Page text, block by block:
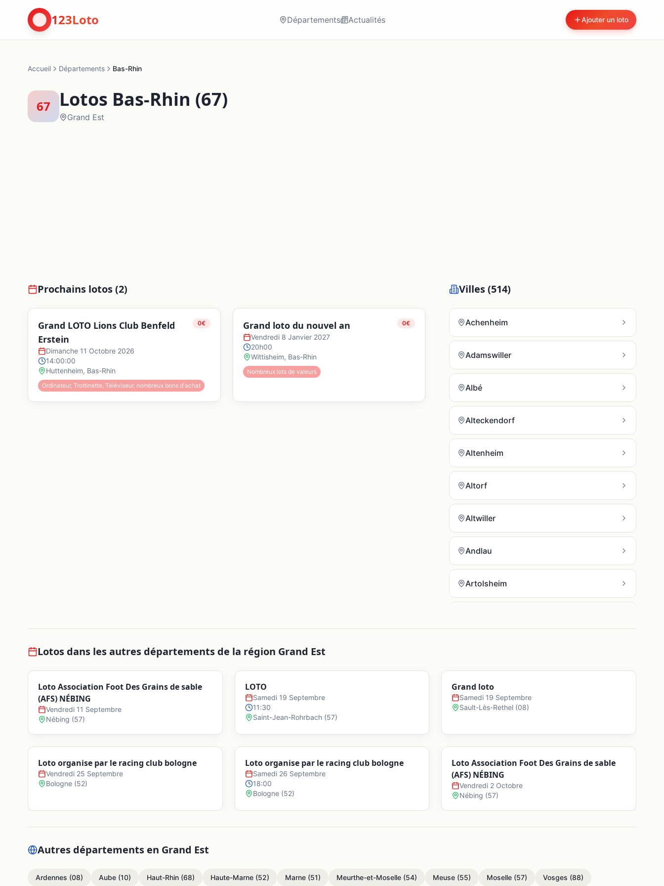
123Loto Départements Actualités Ajouter un loto
Accueil Départements Bas-Rhin
67 Lotos Bas-Rhin (67)
Grand Est
Prochains lotos (2)
Grand LOTO Lions Club Benfeld
Erstein
0€
Dimanche 11 Octobre 2026
14:00:00
Huttenheim, Bas-Rhin
Ordinateur, Trottinette, Téléviseur, nombreux bons d'achat
Grand loto du nouvel an 0€
Vendredi 8 Janvier 2027
20h00
Wittisheim, Bas-Rhin
Nombreux lots de valeurs
Villes (514)
Achenheim
Adamswiller
Albé
Alteckendorf
Altenheim
Altorf
Altwiller
Andlau
Artolsheim
Avolsheim
Balbronn
Baldenheim
Barembach
Bassemberg
Lotos dans les autres départements de la région Grand Est
Loto Association Foot Des Grains de sable
(AFS) NÉBING
Vendredi 11 Septembre
Nébing (57)
LOTO
Samedi 19 Septembre
11:30
Saint-Jean-Rohrbach(57)
Grand loto
Samedi 19 Septembre
Sault-Lès-Rethel (08)
Loto organise par le racing club bologne
Vendredi 25 Septembre
Bologne (52)
Loto organise par le racing club bologne
Samedi 26 Septembre
18:00
Bologne(52)
Loto Association Foot Des Grains de sable
(AFS) NÉBING
Vendredi 2 Octobre
Nébing (57)
Autres départements en Grand Est
Ardennes (08) Aube (10) Haut-Rhin (68) Haute-Marne (52) Marne (51) Meurthe-et-Moselle (54) Meuse (55) Moselle (57) Vosges (88)